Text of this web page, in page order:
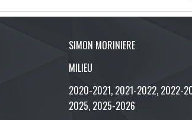
Classement Div 4 Coupe des Deux-
Coupe Saboureau
SIMON MORINIERE
MILIEU
2020-2021, 2021-2022, 2022-
2025, 2025-2026